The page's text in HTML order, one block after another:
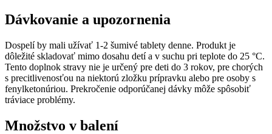
Dávkovanie a upozornenia
Dospelí by mali užívať 1-2 šumivé tablety denne. Produkt je
dôležité skladovať mimo dosahu detí a v suchu pri teplote do 25 °C.
Tento doplnok stravy nie je určený pre deti do 3 rokov, pre chorých
s precitlivenosťou na niektorú zložku prípravku alebo pre osoby s
fenylketonúriou. Prekročenie odporúčanej dávky môže spôsobiť
tráviace problémy.
Množstvo v balení